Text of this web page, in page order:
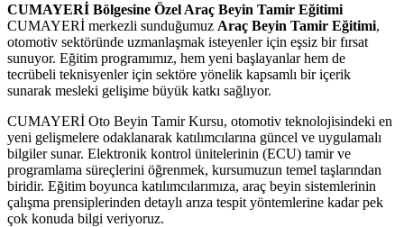
CUMAYERİ Bölgesine Özel Araç Beyin Tamir Eğitimi
CUMAYERİ merkezli sunduğumuz Araç Beyin Tamir Eğitimi,
otomotiv sektöründe uzmanlaşmak isteyenler için eşsiz bir fırsat
sunuyor. Eğitim programımız, hem yeni başlayanlar hem de
tecrübeli teknisyenler için sektöre yönelik kapsamlı bir içerik
sunarak mesleki gelişime büyük katkı sağlıyor.
CUMAYERİ Oto Beyin Tamir Kursu, otomotiv teknolojisindeki en
yeni gelişmelere odaklanarak katılımcılarına güncel ve uygulamalı
bilgiler sunar. Elektronik kontrol ünitelerinin (ECU) tamir ve
programlama süreçlerini öğrenmek, kursumuzun temel taşlarından
biridir. Eğitim boyunca katılımcılarımıza, araç beyin sistemlerinin
çalışma prensiplerinden detaylı arıza tespit yöntemlerine kadar pek
çok konuda bilgi veriyoruz.